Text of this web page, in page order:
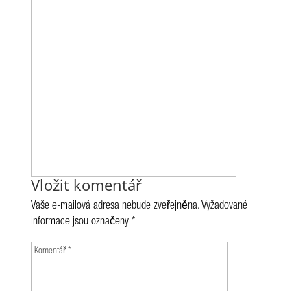
Vložit komentář
Vaše e-mailová adresa nebude zveřejněna. Vyžadované
informace jsou označeny *